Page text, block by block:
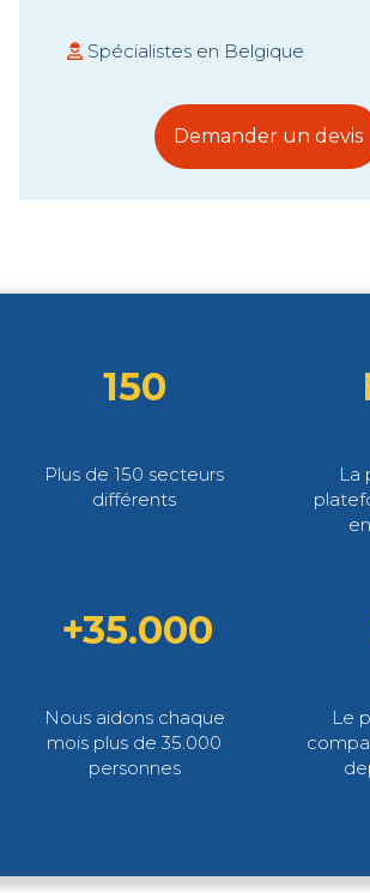
Spécialistes en Belgique
Demander un devis
150
Plus de 150 secteurs
différents
La
+35.000
Nous aidons chaque
mois plus de 35.000
personnes
Le